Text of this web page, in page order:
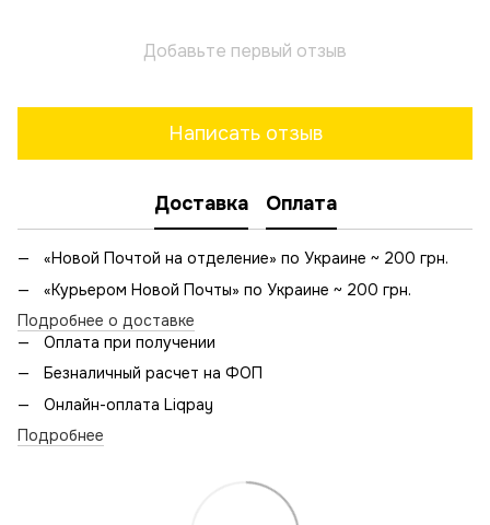
Добавьте первый отзыв
Написать отзыв
Доставка Оплата
«Новой Почтой на отделение» по Украине ~ 200 грн.
«Курьером Новой Почты» по Украине ~ 200 грн.
Подробнее о доставке
Оплата при получении
Безналичный расчет на ФОП
Онлайн-оплата Liqpay
Подробнее